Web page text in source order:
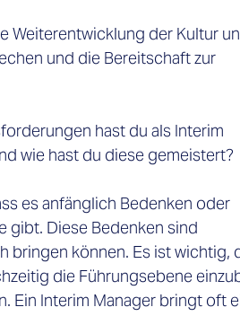
Weiterentwicklung der Kultur
und die Bereitschaft zur
hast du als Interim
wie hast du diese gemeistert?
es anfänglich Bedenken oder
gibt. Diese Bedenken sind
bringen können. Es ist wichtig,
die Führungsebene
Ein Interim Manager bringt oft